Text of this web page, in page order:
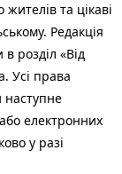
та цікаві
Редакція
розділ «Від
Усі права
наступне
електронних
у разі